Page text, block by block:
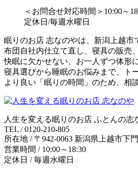
＜お問合せ対応時間＞10:00～
定休日/毎週水曜日
眠りのお店 志なのやは、新潟上越市
布団自社内仕立て直し、寝具の販売
快眠に欠かせない、お一人ずつ体形
寝具選びから睡眠のお悩みまで、ト
より良い「眠りの時間」のため、相
人生を変える眠りのお店 ふとんの志
TEL / 0120-210-805
所在地 / 〒942-0063 新潟県上越市下
営業時間 / 10:00～18:30
定休日 / 毎週水曜日